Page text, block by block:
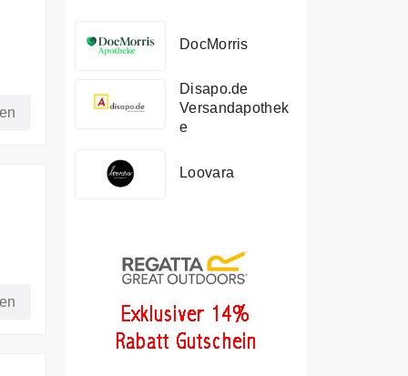
DocMorris
Disapo.de
Versandapothek
e
Loovara